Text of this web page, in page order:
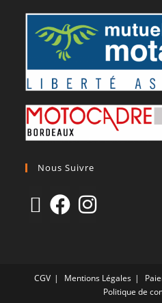
Nous Suivre
CGV Mentions Légales
Politique de